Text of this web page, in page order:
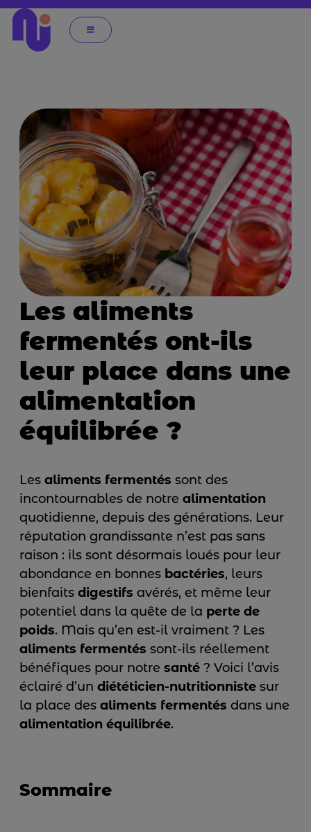
Les aliments
fermentés ont-ils
leur place dans une
alimentation
équilibrée ?
Les aliments fermentés sont des
incontournables de notre alimentation
quotidienne, depuis des générations. Leur
réputation grandissante n’est pas sans
raison : ils sont désormais loués pour leur
abondance en bonnes bactéries, leurs
bienfaits digestifs avérés, et même leur
potentiel dans la quête de la perte de
poids. Mais qu’en est-il vraiment ? Les
aliments fermentés sont-ils réellement
bénéfiques pour notre santé ? Voici l’avis
éclairé d’un diététicien-nutritionniste sur
la place des aliments fermentés dans une
alimentation équilibrée.
Sommaire